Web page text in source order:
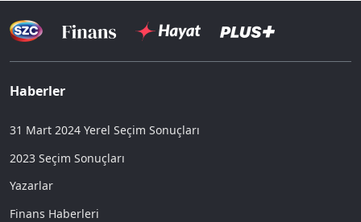
Haberler
31 Mart 2024 Yerel Seçim Sonuçları
2023 Seçim Sonuçları
Yazarlar
Finans Haberleri